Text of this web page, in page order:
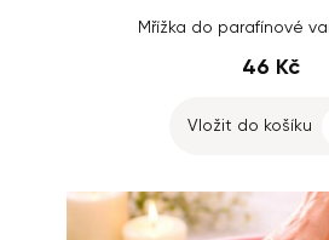
Mřížka do parafínové
46 Kč
Vložit do košíku